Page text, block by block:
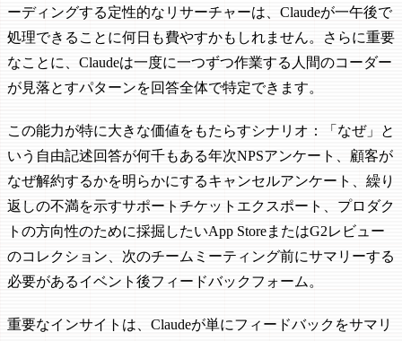
ーディングする定性的なリサーチャーは、Claudeが一午後で
処理できることに何日も費やすかもしれません。さらに重要
なことに、Claudeは一度に一つずつ作業する人間のコーダー
が見落とすパターンを回答全体で特定できます。
この能力が特に大きな価値をもたらすシナリオ：「なぜ」と
いう自由記述回答が何千もある年次NPSアンケート、顧客が
なぜ解約するかを明らかにするキャンセルアンケート、繰り
返しの不満を示すサポートチケットエクスポート、プロダク
トの方向性のために採掘したいApp StoreまたはG2レビュー
のコレクション、次のチームミーティング前にサマリーする
必要があるイベント後フィードバックフォーム。
重要なインサイトは、Claudeが単にフィードバックをサマリ